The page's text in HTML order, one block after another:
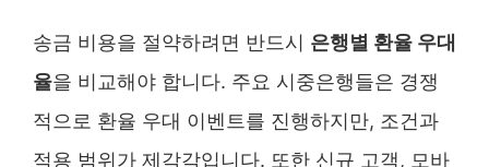
송금 비용을 절약하려면 반드시 은행별 환율 우대
율을 비교해야 합니다. 주요 시중은행들은 경쟁
적으로 환율 우대 이벤트를 진행하지만, 조건과
적용 범위가 제각각입니다. 또한 신규 고객, 모바